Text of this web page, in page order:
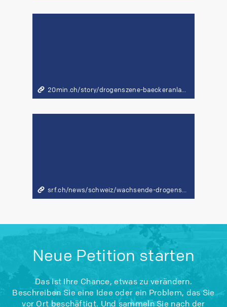
20min.ch/story/drogenszene-baeckeranlage-crack-konsum-zuercher-quartier-schlaegt-alarm-103394407
srf.ch/news/schweiz/wachsende-drogenszene-zuerich-so-will-die-stadt-zuerich-das-drogenproblem-in-den-griff-bekommen
Neue Petition starten
Das ist Ihre Chance, etwas zu verändern.
Beschreiben Sie eine Idee oder ein Problem, das Sie
vor Ort beschäftigt. Und sammeln Sie nach der